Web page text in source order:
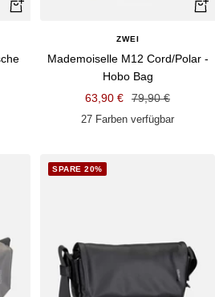
Schnellansicht
ZWEI
Mademoiselle M12 Cord/Polar -
Hobo Bag
Angebotspreis
63,90 €
Regulärer
Preis
79,90 €
27 Farben verfügbar
SPARE 20%